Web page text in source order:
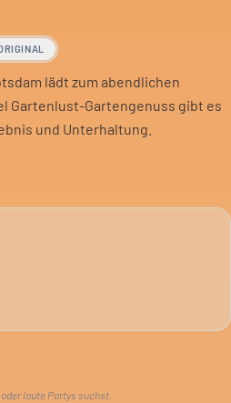
lädt zum abendlichen
Gartenlust-Gartengenuss gibt es
und Unterhaltung.
Angebote und geführte
tiefer steht.
Abend im Grünen suchen. Ohne
laute Partys suchst.